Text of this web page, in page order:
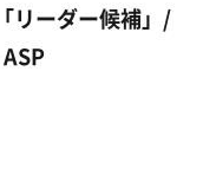
リーダー候補」/